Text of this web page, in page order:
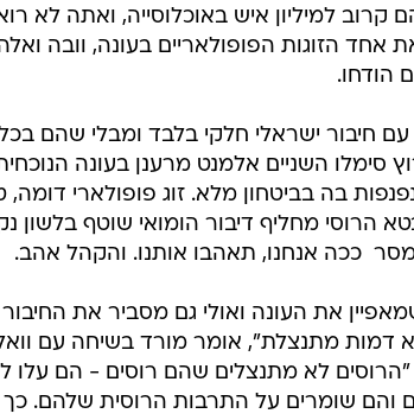
קרוב למיליון איש באוכלוסייה, ואתה
אחד הזוגות הפופולאריים בעונה, וובה
הודחו.
חיבור ישראלי חלקי בלבד ומבלי שהם
סימלו השניים אלמנט מרענן בעונה
בה בביטחון מלא. זוג פופולארי
הרוסי מחליף דיבור הומואי שוטף בלשון
 ככה אנחנו, תאהבו אותנו. והקהל אהב.
את העונה ואולי גם מסביר את החיבור
מתנצלת", אומר מורד בשיחה עם
לא מתנצלים שהם רוסים - הם עלו
והם שומרים על התרבות הרוסית שלהם. כך